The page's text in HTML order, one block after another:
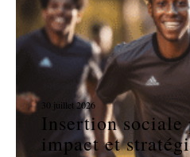
30 juillet 2026
Insertion sociale
impact et